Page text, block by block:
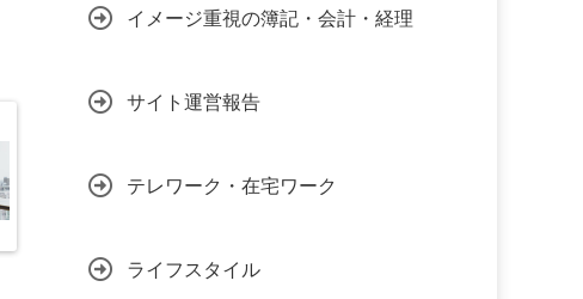
イメージ重視の簿記・会計・経理
サイト運営報告
テレワーク・在宅ワーク
ライフスタイル